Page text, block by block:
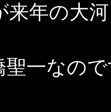
来年の大
聖一なの